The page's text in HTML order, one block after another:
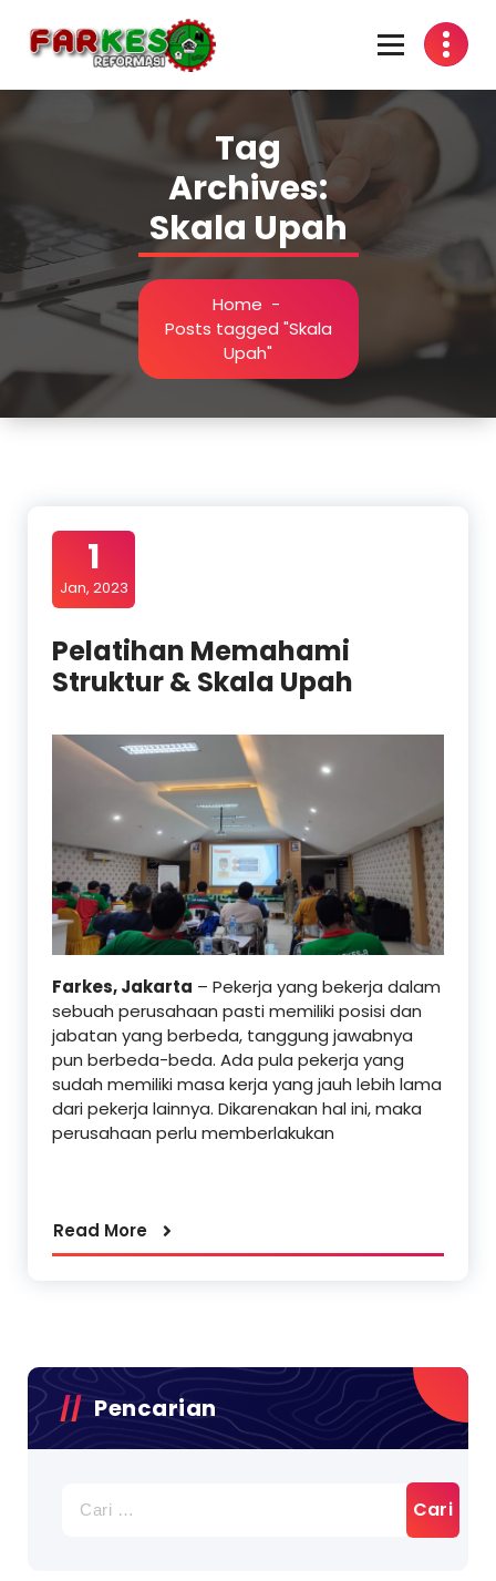
content
Tag
Archives:
Skala Upah
Home -
Posts tagged "Skala
Upah"
1
Jan, 2023
Pelatihan Memahami
Struktur & Skala Upah
Farkes, Jakarta – Pekerja yang bekerja dalam
sebuah perusahaan pasti memiliki posisi dan
jabatan yang berbeda, tanggung jawabnya
pun berbeda-beda. Ada pula pekerja yang
sudah memiliki masa kerja yang jauh lebih lama
dari pekerja lainnya. Dikarenakan hal ini, maka
perusahaan perlu memberlakukan
Read More
Pencarian
untuk: